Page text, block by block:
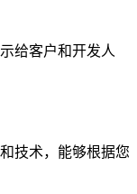
给客户和开发人
技术，能够根据您